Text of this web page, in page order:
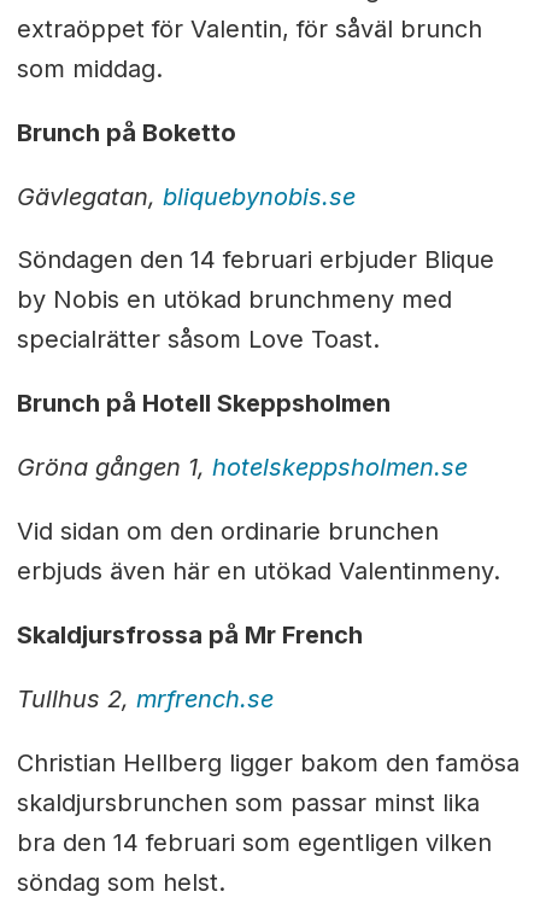
extraöppet för Valentin, för såväl brunch
som middag.
Brunch på Boketto
Gävlegatan, bliquebynobis.se
Söndagen den 14 februari erbjuder Blique
by Nobis en utökad brunchmeny med
specialrätter såsom Love Toast.
Brunch på Hotell Skeppsholmen
Gröna gången 1, hotelskeppsholmen.se
Vid sidan om den ordinarie brunchen
erbjuds även här en utökad Valentinmeny.
Skaldjursfrossa på Mr French
Tullhus 2, mrfrench.se
Christian Hellberg ligger bakom den famösa
skaldjursbrunchen som passar minst lika
bra den 14 februari som egentligen vilken
söndag som helst.